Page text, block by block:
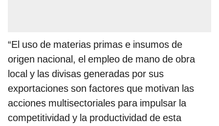
“El uso de materias primas e insumos de
origen nacional, el empleo de mano de obra
local y las divisas generadas por sus
exportaciones son factores que motivan las
acciones multisectoriales para impulsar la
competitividad y la productividad de esta